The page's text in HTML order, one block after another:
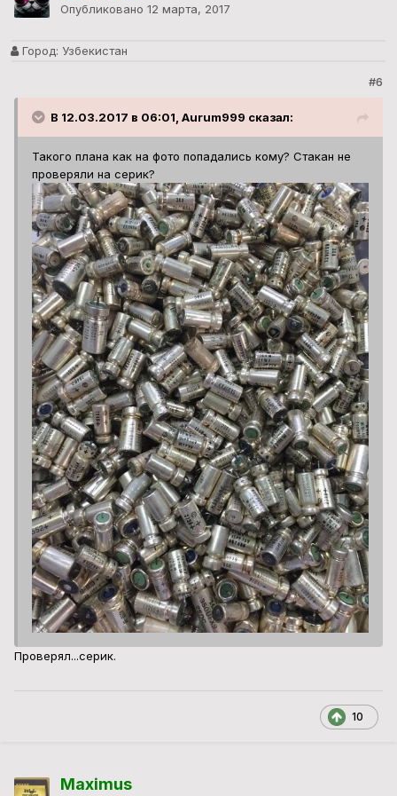
Опубликовано 12 марта, 2017
Город: Узбекистан
#6
В 12.03.2017 в 06:01, Aurum999 сказал:
Такого плана как на фото попадались кому? Стакан не
проверяли на серик?
Проверял...серик.
10
Maximus